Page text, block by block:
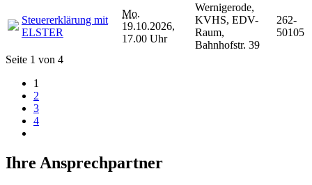
Steuererklärung mit
ELSTER
Mo.
19.10.2026,
17.00 Uhr
Wernigerode,
KVHS, EDV-
Raum,
Bahnhofstr. 39
262-
50105
Seite 1 von 4
1
2
3
4
Ihre Ansprechpartner